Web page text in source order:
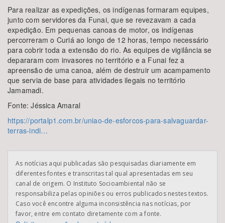
Para realizar as expedições, os indígenas formaram equipes,
junto com servidores da Funai, que se revezavam a cada
expedição. Em pequenas canoas de motor, os indígenas
percorreram o Curiá ao longo de 12 horas, tempo necessário
para cobrir toda a extensão do rio. As equipes de vigilância se
depararam com invasores no território e a Funai fez a
apreensão de uma canoa, além de destruir um acampamento
que servia de base para atividades ilegais no território
Jamamadi.
Fonte: Jéssica Amaral
https://portalp1.com.br/uniao-de-esforcos-para-salvaguardar-
terras-indi…
As notícias aqui publicadas são pesquisadas diariamente em
diferentes fontes e transcritas tal qual apresentadas em seu
canal de origem. O Instituto Socioambiental não se
responsabiliza pelas opiniões ou erros publicados nestes textos.
Caso você encontre alguma inconsistência nas notícias, por
favor, entre em contato diretamente com a fonte.